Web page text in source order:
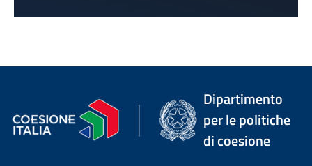
Dipartimento
per le politiche
di coesione